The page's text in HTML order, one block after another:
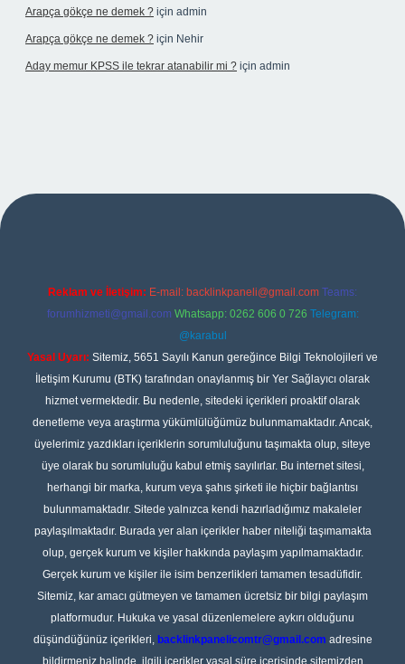
Arapça gökçe ne demek ? için admin
Arapça gökçe ne demek ? için Nehir
Aday memur KPSS ile tekrar atanabilir mi ? için admin
yeni giriş adresi
Reklam ve İletişim: E-mail: backlinkpaneli@gmail.com Teams:
forumhizmeti@gmail.com Whatsapp: 0262 606 0 726 Telegram:
@karabul
Yasal Uyarı: Sitemiz, 5651 Sayılı Kanun gereğince Bilgi Teknolojileri ve
İletişim Kurumu (BTK) tarafından onaylanmış bir Yer Sağlayıcı olarak
hizmet vermektedir. Bu nedenle, sitedeki içerikleri proaktif olarak
denetleme veya araştırma yükümlülüğümüz bulunmamaktadır. Ancak,
üyelerimiz yazdıkları içeriklerin sorumluluğunu taşımakta olup, siteye
üye olarak bu sorumluluğu kabul etmiş sayılırlar. Bu internet sitesi,
herhangi bir marka, kurum veya şahıs şirketi ile hiçbir bağlantısı
bulunmamaktadır. Sitede yalnızca kendi hazırladığımız makaleler
paylaşılmaktadır. Burada yer alan içerikler haber niteliği taşımamakta
olup, gerçek kurum ve kişiler hakkında paylaşım yapılmamaktadır.
Gerçek kurum ve kişiler ile isim benzerlikleri tamamen tesadüfidir.
Sitemiz, kar amacı gütmeyen ve tamamen ücretsiz bir bilgi paylaşım
platformudur. Hukuka ve yasal düzenlemelere aykırı olduğunu
düşündüğünüz içerikleri, backlinkpanelicomtr@gmail.com adresine
bildirmeniz halinde, ilgili içerikler yasal süre içerisinde sitemizden